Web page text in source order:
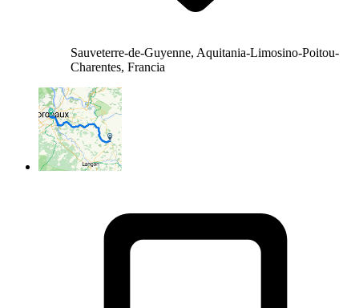
Sauveterre-de-Guyenne, Aquitania-Limosino-Poitou-
Charentes, Francia